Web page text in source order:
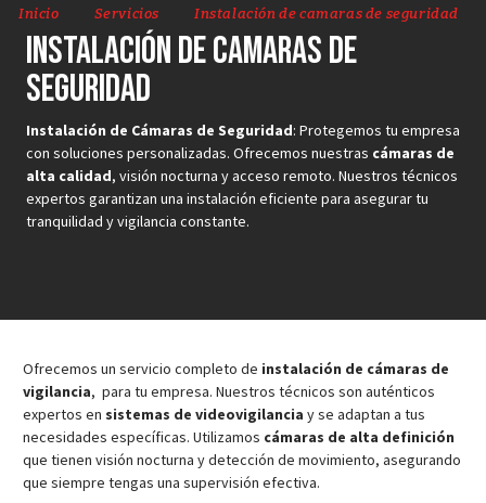
Inicio Servicios Instalación de camaras de seguridad
Instalación de camaras de
seguridad
Instalación de Cámaras de Seguridad: Protegemos tu empresa
con soluciones personalizadas. Ofrecemos nuestras cámaras de
alta calidad, visión nocturna y acceso remoto. Nuestros técnicos
expertos garantizan una instalación eficiente para asegurar tu
tranquilidad y vigilancia constante.
Ofrecemos un servicio completo de instalación de cámaras de
vigilancia, para tu empresa. Nuestros técnicos son auténticos
expertos en sistemas de videovigilancia y se adaptan a tus
necesidades específicas. Utilizamos cámaras de alta definición
que tienen visión nocturna y detección de movimiento, asegurando
que siempre tengas una supervisión efectiva.